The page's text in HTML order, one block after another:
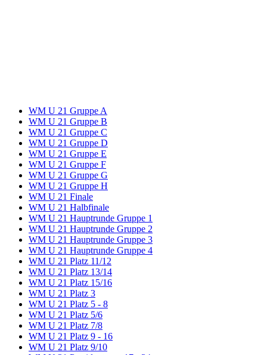
WM U 21 Gruppe A
WM U 21 Gruppe B
WM U 21 Gruppe C
WM U 21 Gruppe D
WM U 21 Gruppe E
WM U 21 Gruppe F
WM U 21 Gruppe G
WM U 21 Gruppe H
WM U 21 Finale
WM U 21 Halbfinale
WM U 21 Hauptrunde Gruppe 1
WM U 21 Hauptrunde Gruppe 2
WM U 21 Hauptrunde Gruppe 3
WM U 21 Hauptrunde Gruppe 4
WM U 21 Platz 11/12
WM U 21 Platz 13/14
WM U 21 Platz 15/16
WM U 21 Platz 3
WM U 21 Platz 5 - 8
WM U 21 Platz 5/6
WM U 21 Platz 7/8
WM U 21 Platz 9 - 16
WM U 21 Platz 9/10